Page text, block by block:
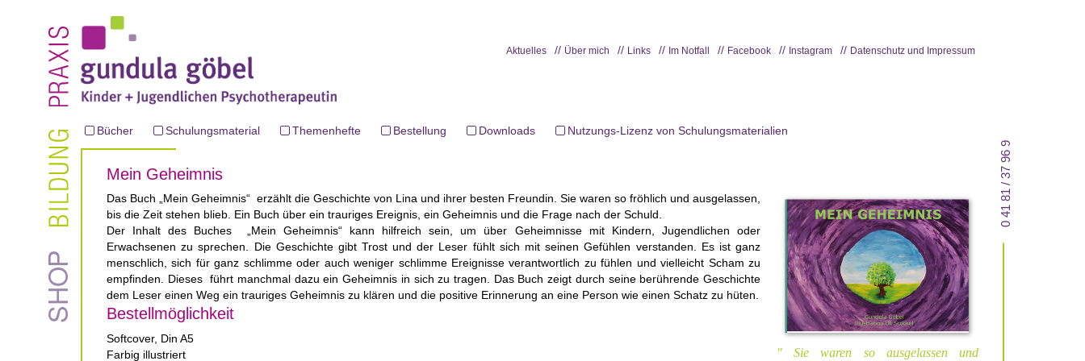
Aktuelles Über mich Links Im Notfall Facebook Instagram Datenschutz und Impressum
Bücher Schulungsmaterial Themenhefte Bestellung Downloads Nutzungs-Lizenz von Schulungsmaterialien
Mein Geheimnis
Das Buch „Mein Geheimnis“ erzählt die Geschichte von Lina und ihrer besten Freundin. Sie waren so fröhlich und ausgelassen,
bis die Zeit stehen blieb. Ein Buch über ein trauriges Ereignis, ein Geheimnis und die Frage nach der Schuld.
Der Inhalt des Buches „Mein Geheimnis“ kann hilfreich sein, um über Geheimnisse mit Kindern, Jugendlichen oder
Erwachsenen zu sprechen. Die Geschichte gibt Trost und der Leser fühlt sich mit seinen Gefühlen verstanden. Es ist ganz
menschlich, sich für ganz schlimme oder auch weniger schlimme Ereignisse verantwortlich zu fühlen und vielleicht Scham zu
empfinden. Dieses führt manchmal dazu ein Geheimnis in sich zu tragen. Das Buch zeigt durch seine berührende Geschichte
dem Leser einen Weg ein trauriges Geheimnis zu klären und die positive Erinnerung an eine Person wie einen Schatz zu hüten.
Bestellmöglichkeit
Softcover, Din A5
Farbig illustriert
Sie waren so ausgelassen und
0 41 81 / 37 96 9